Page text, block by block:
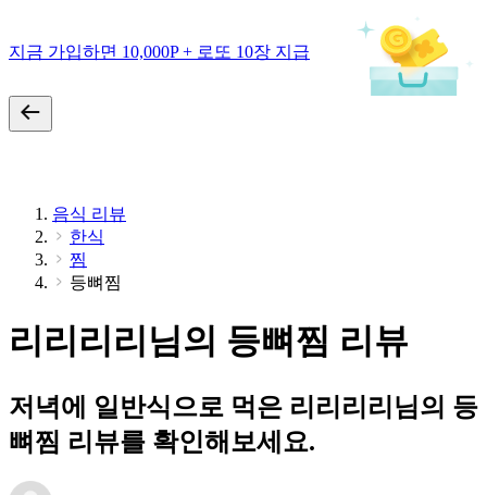
지금 가입하면 10,000P + 로또 10장 지급
음식 리뷰
한식
찜
등뼈찜
리리리리님의 등뼈찜 리뷰
저녁에 일반식으로 먹은 리리리리님의 등
뼈찜 리뷰를 확인해보세요.